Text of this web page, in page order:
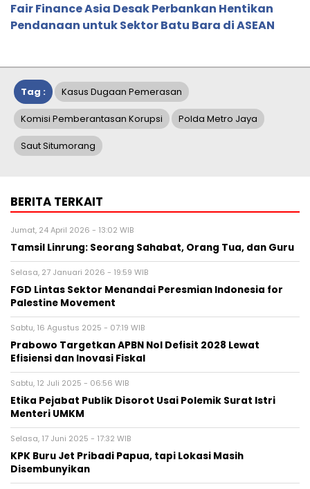
Fair Finance Asia Desak Perbankan Hentikan
Pendanaan untuk Sektor Batu Bara di ASEAN
Tag : Kasus Dugaan Pemerasan
Komisi Pemberantasan Korupsi Polda Metro Jaya
Saut Situmorang
BERITA TERKAIT
Jumat, 24 April 2026 - 13:02 WIB
Tamsil Linrung: Seorang Sahabat, Orang Tua, dan Guru
Selasa, 27 Januari 2026 - 19:59 WIB
FGD Lintas Sektor Menandai Peresmian Indonesia for
Palestine Movement
Sabtu, 16 Agustus 2025 - 07:19 WIB
Prabowo Targetkan APBN Nol Defisit 2028 Lewat
Efisiensi dan Inovasi Fiskal
Sabtu, 12 Juli 2025 - 06:56 WIB
Etika Pejabat Publik Disorot Usai Polemik Surat Istri
Menteri UMKM
Selasa, 17 Juni 2025 - 17:32 WIB
KPK Buru Jet Pribadi Papua, tapi Lokasi Masih
Disembunyikan